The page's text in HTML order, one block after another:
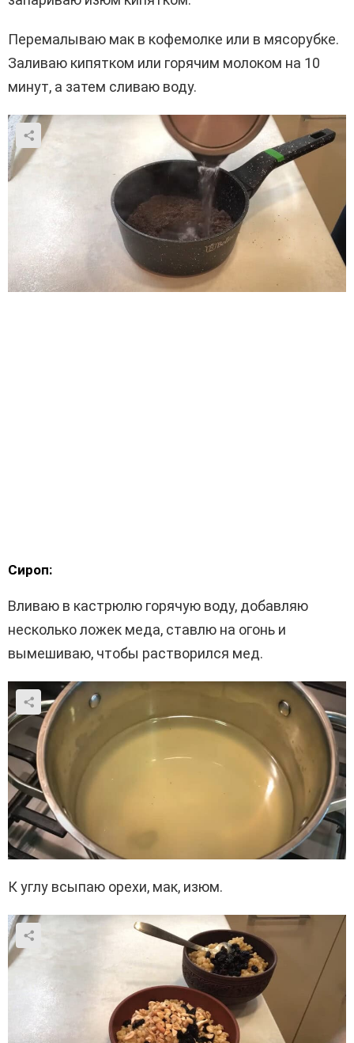
Перемалываю мак в кофемолке или в мясорубке.
Заливаю кипятком или горячим молоком на 10
минут, а затем сливаю воду.
Сироп:
Вливаю в кастрюлю горячую воду, добавляю
несколько ложек меда, ставлю на огонь и
вымешиваю, чтобы растворился мед.
К углу всыпаю орехи, мак, изюм.